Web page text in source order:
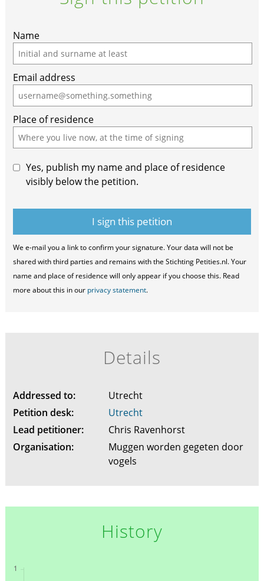
Name
Email address
Place of residence
Yes, publish my name and place of residence
visibly below the petition.
We e-mail you a link to confirm your signature. Your data will not be
shared with third parties and remains with the Stichting Petities.nl. Your
name and place of residence will only appear if you choose this. Read
more about this in our privacy statement.
Details
Addressed to:
Utrecht
Petition desk:
Utrecht
Lead petitioner:
Chris Ravenhorst
Organisation:
Muggen worden gegeten door
vogels
History